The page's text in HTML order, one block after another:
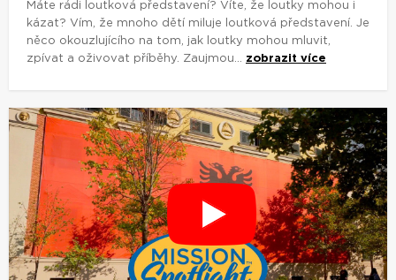
Máte rádi loutková představení? Víte, že loutky mohou i
kázat? Vím, že mnoho dětí miluje loutková představení. Je
něco okouzlujícího na tom, jak loutky mohou mluvit,
zpívat a oživovat příběhy. Zaujmou... zobrazit více